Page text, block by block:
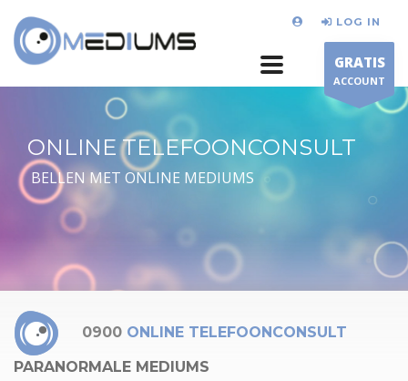
LOG IN
GRATIS
ACCOUNT
ONLINE TELEFOONCONSULT
BELLEN MET ONLINE MEDIUMS
0900 ONLINE TELEFOONCONSULT
PARANORMALE MEDIUMS